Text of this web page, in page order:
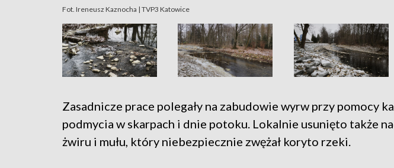
Fot. Ireneusz Kaznocha | TVP3 Katowice
Zasadnicze prace polegały na zabudowie wyrw przy pomocy
podmycia w skarpach i dnie potoku. Lokalnie usunięto także
żwiru i mułu, który niebezpiecznie zwężał koryto rzeki.